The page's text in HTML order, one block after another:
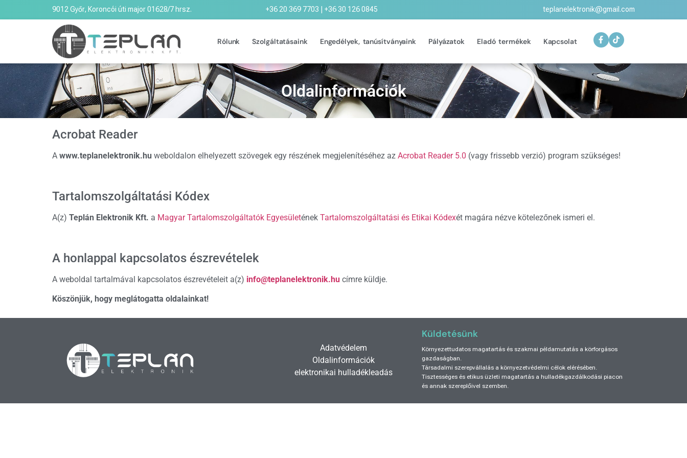
9012 Győr, Koroncói úti major 01628/7 hrsz. +36 20 369 7703 | +36 30 126 0845 teplanelektronik@gmail.com
Rólunk Szolgáltatásaink Engedélyek, tanúsítványaink Pályázatok Eladó termékek Kapcsolat
Oldalinformációk
Acrobat Reader
A www.teplanelektronik.hu weboldalon elhelyezett szövegek egy részének megjelenítéséhez az Acrobat Reader 5.0 (vagy frissebb verzió) program szükséges!
Tartalomszolgáltatási Kódex
A(z) Teplán Elektronik Kft. a Magyar Tartalomszolgáltatók Egyesületének Tartalomszolgáltatási és Etikai Kódexét magára nézve kötelezőnek ismeri el.
A honlappal kapcsolatos észrevételek
A weboldal tartalmával kapcsolatos észrevételeit a(z) info@teplanelektronik.hu címre küldje.
Köszönjük, hogy meglátogatta oldalainkat!
Adatvédelem
Oldalinformációk
elektronikai hulladékleadás
Küldetésünk
Környezettudatos magatartás és szakmai példamutatás a körforgásos
gazdaságban.
Társadalmi szerepvállalás a környezetvédelmi célok elérésében.
Tisztességes és etikus üzleti magatartás a hulladékgazdálkodási piacon
és annak szereplőivel szemben.